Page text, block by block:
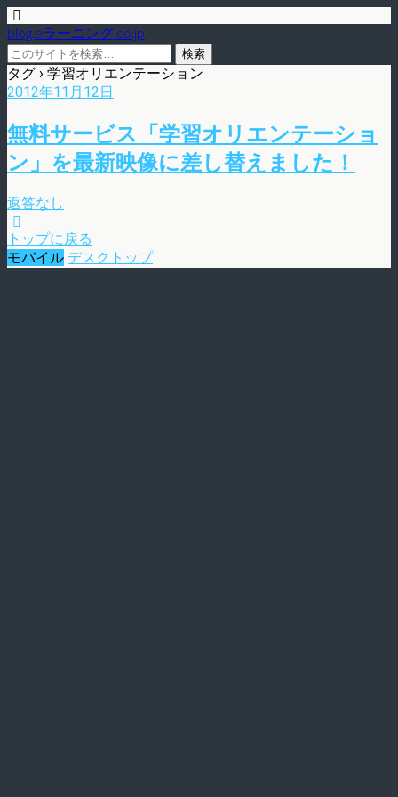
blog.eラーニング.co.jp
タグ › 学習オリエンテーション
2012年11月12日
無料サービス「学習オリエンテーショ
ン」を最新映像に差し替えました！
返答なし
トップに戻る
モバイル デスクトップ